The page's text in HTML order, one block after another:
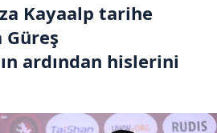
Kayaalp tarihe
ardından hislerini